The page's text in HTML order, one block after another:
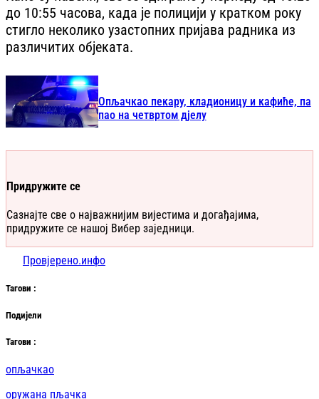
до 10:55 часова, када је полицији у кратком року
стигло неколико узастопних пријава радника из
различитих објеката.
Опљачкао пекару, кладионицу и кафиће, па
пао на четвртом дјелу
Придружите се
Сазнајте све о најважнијим вијестима и догађајима,
придружите се нашој Вибер заједници.
Провјерено.инфо
Тагови :
Подијели
Тагови :
опљачкао
оружана пљачка